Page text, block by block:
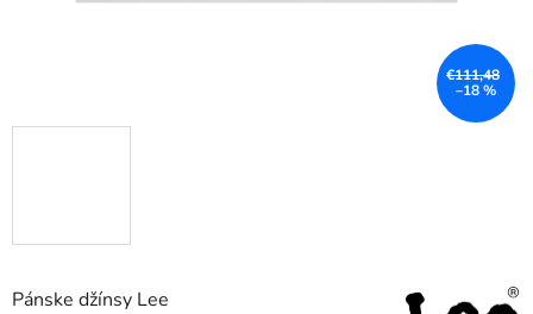
Pánske džínsy Lee
€111,48
–18 %